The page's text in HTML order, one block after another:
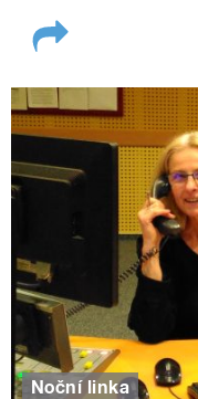
Noční linka